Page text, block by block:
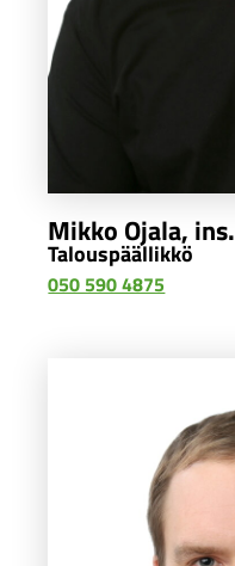
Mikko Ojala, ins.
Talouspäällikkö
050 590 4875